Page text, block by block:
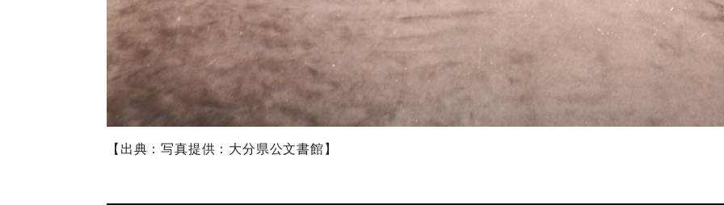
【出典：写真提供：大分県公文書館】